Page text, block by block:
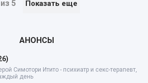
5 Показать еще
АНОНСЫ
Симотори Итито - психиатр и секс-терапевт,
день